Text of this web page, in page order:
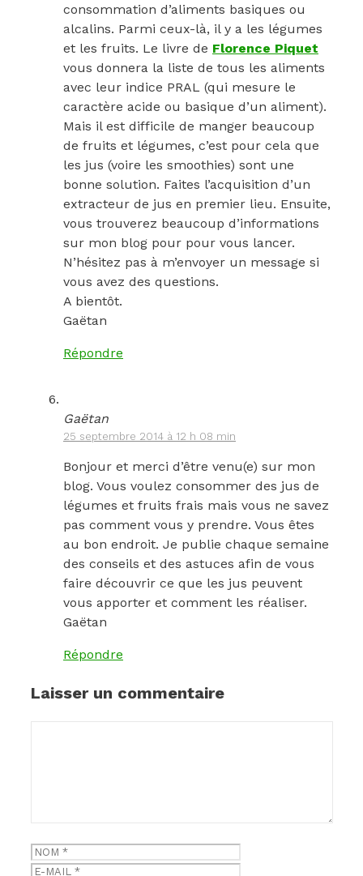
consommation d’aliments basiques ou
alcalins. Parmi ceux-là, il y a les légumes
et les fruits. Le livre de Florence Piquet
vous donnera la liste de tous les aliments
avec leur indice PRAL (qui mesure le
caractère acide ou basique d’un aliment).
Mais il est difficile de manger beaucoup
de fruits et légumes, c’est pour cela que
les jus (voire les smoothies) sont une
bonne solution. Faites l’acquisition d’un
extracteur de jus en premier lieu. Ensuite,
vous trouverez beaucoup d’informations
sur mon blog pour pour vous lancer.
N’hésitez pas à m’envoyer un message si
vous avez des questions.
A bientôt.
Gaëtan
Répondre
Gaëtan
25 septembre 2014 à 12 h 08 min
Bonjour et merci d’être venu(e) sur mon
blog. Vous voulez consommer des jus de
légumes et fruits frais mais vous ne savez
pas comment vous y prendre. Vous êtes
au bon endroit. Je publie chaque semaine
des conseils et des astuces afin de vous
faire découvrir ce que les jus peuvent
vous apporter et comment les réaliser.
Gaëtan
Répondre
Laisser un commentaire
Nom